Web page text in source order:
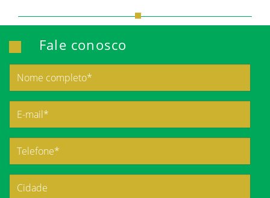
Fale conosco